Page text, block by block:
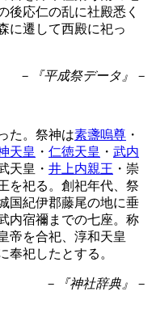
後応仁の乱に社殿悉く
に遷して西殿に祀っ
－『平成祭データ』－
た。祭神は素盞嗚尊 ・
天皇 ・ 仁徳天皇 ・ 武内
天皇・ 井上内親王 ・崇
を祀る。創祀年代、祭
国紀伊郡藤尾の地に垂
内宿禰までの七座。称
帝を合祀、淳和天皇
奉祀したとする。
－『神社辞典』－